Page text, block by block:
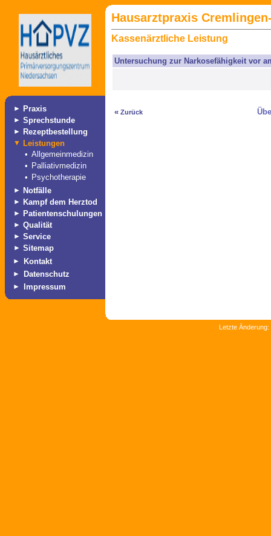
► Praxis
► Sprechstunde
► Rezeptbestellung
▼ Leistungen
• Allgemeinmedizin
• Palliativmedizin
• Psychotherapie
► Notfälle
► Kampf dem Herztod
► Patientenschulungen
► Qualität
► Service
► Sitemap
► Kontakt
► Datenschutz
► Impressum
Hausarztpraxis
Kassenärztliche Leistung
Untersuchung zur Narkosefähigkeit vor
« Zurück
Letzte